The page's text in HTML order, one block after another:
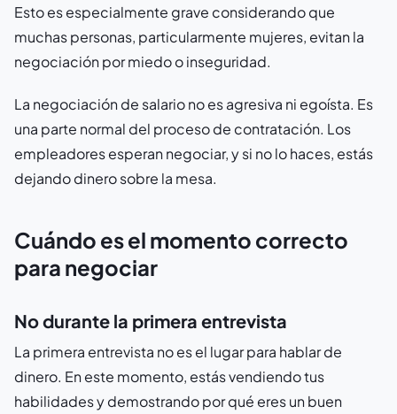
Esto es especialmente grave considerando que
muchas personas, particularmente mujeres, evitan la
negociación por miedo o inseguridad.
La negociación de salario no es agresiva ni egoísta. Es
una parte normal del proceso de contratación. Los
empleadores esperan negociar, y si no lo haces, estás
dejando dinero sobre la mesa.
Cuándo es el momento correcto
para negociar
No durante la primera entrevista
La primera entrevista no es el lugar para hablar de
dinero. En este momento, estás vendiendo tus
habilidades y demostrando por qué eres un buen